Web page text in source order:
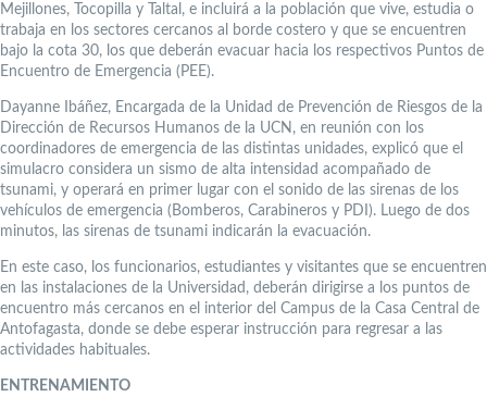
Mejillones, Tocopilla y Taltal, e incluirá a la población que vive, estudia o
trabaja en los sectores cercanos al borde costero y que se encuentren
bajo la cota 30, los que deberán evacuar hacia los respectivos Puntos de
Encuentro de Emergencia (PEE).
Dayanne Ibáñez, Encargada de la Unidad de Prevención de Riesgos de la
Dirección de Recursos Humanos de la UCN, en reunión con los
coordinadores de emergencia de las distintas unidades, explicó que el
simulacro considera un sismo de alta intensidad acompañado de
tsunami, y operará en primer lugar con el sonido de las sirenas de los
vehículos de emergencia (Bomberos, Carabineros y PDI). Luego de dos
minutos, las sirenas de tsunami indicarán la evacuación.
En este caso, los funcionarios, estudiantes y visitantes que se encuentren
en las instalaciones de la Universidad, deberán dirigirse a los puntos de
encuentro más cercanos en el interior del Campus de la Casa Central de
Antofagasta, donde se debe esperar instrucción para regresar a las
actividades habituales.
ENTRENAMIENTO